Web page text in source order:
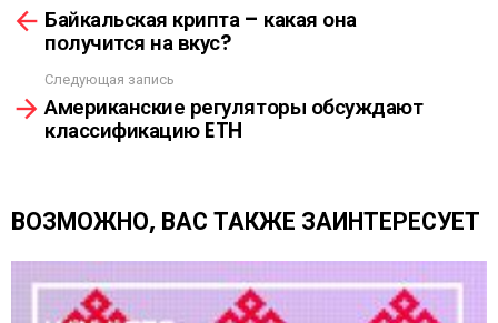
Л
К
А
м
е
щ
Байкальская крипта – какая она
получится на вкус?
Следующая запись
Американские регуляторы обсуждают
классификацию ETH
ВОЗМОЖНО, ВАС ТАКЖЕ ЗАИНТЕРЕСУЕТ